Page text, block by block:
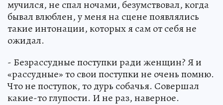
мучился, не спал ночами, безумствовал, когда
бывал влюблен, у меня на сцене появлялись
такие интонации, которых я сам от себя не
ожидал.
- Безрассудные поступки ради женщин? Я и
«рассудные» то свои поступки не очень помню.
Что не поступок, то дурь собачья. Совершал
какие-то глупости. И не раз, наверное.